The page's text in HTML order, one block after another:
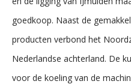
goedkoop. Naast de
producten verbond het
Nederlandse achterland. De
voor de koeling van de